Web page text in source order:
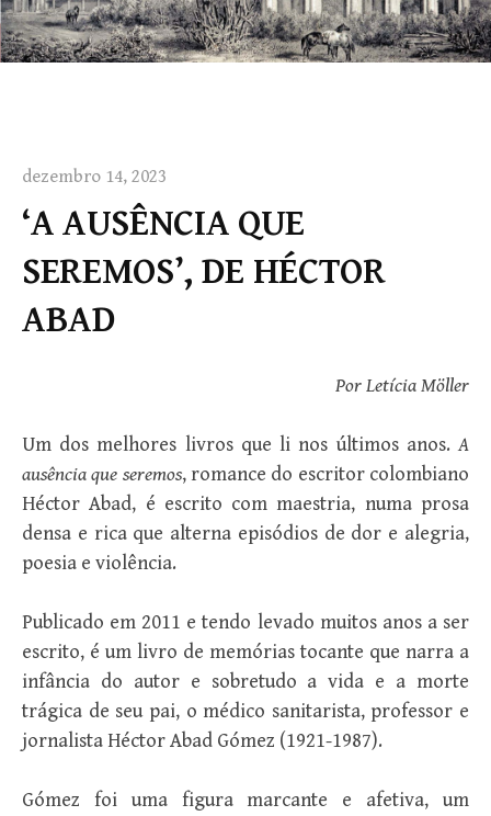
dezembro 14, 2023
‘A AUSÊNCIA QUE
SEREMOS’, DE HÉCTOR
ABAD
Por Letícia Möller
Um dos melhores livros que li nos últimos anos.A
ausência que seremos, romance do escritor colombiano
Héctor Abad, é escrito com maestria, numa prosa
densa e rica que alterna episódios de dor e alegria,
poesia e violência.
Publicado em 2011 e tendo levado muitos anos a ser
escrito, é um livro de memórias tocante que narra a
infância do autor e sobretudo a vida e a morte
trágica de seu pai, o médico sanitarista, professor e
jornalista Héctor Abad Gómez (1921-1987).
Gómez foi uma figura marcante e afetiva, um